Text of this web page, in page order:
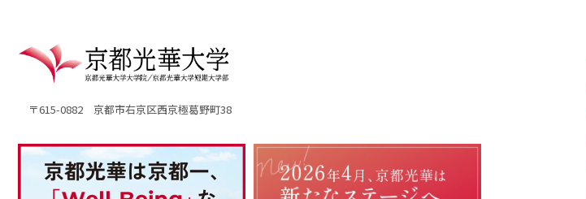
〒615-0882 京都市右京区西京極葛野町38